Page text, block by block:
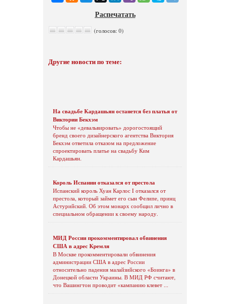
Распечатать
(голосов: 0)
Другие новости по теме:
На свадьбе Кардашьян останется без платья от
Виктории Бекхэм
Чтобы не «девальвировать» дорогостоящий
бренд своего дизайнерского агентства Виктория
Бекхэм ответила отказом на предложение
спроектировать платье на свадьбу Ким
Кардашьян.
Король Испании отказался от престола
Испанский король Хуан Карлос I отказался от
престола, который займет его сын Фелипе, принц
Астурийский. Об этом монарх сообщил лично в
специальном обращении к своему народу.
МИД России прокомментировал обвинения
США в адрес Кремля
В Москве прокомментировали обвинения
администрации США в адрес России
относительно падения малайзийского «Боинга» в
Донецкой области Украины. В МИД РФ считают,
что Вашингтон проводит «кампанию клевет ...